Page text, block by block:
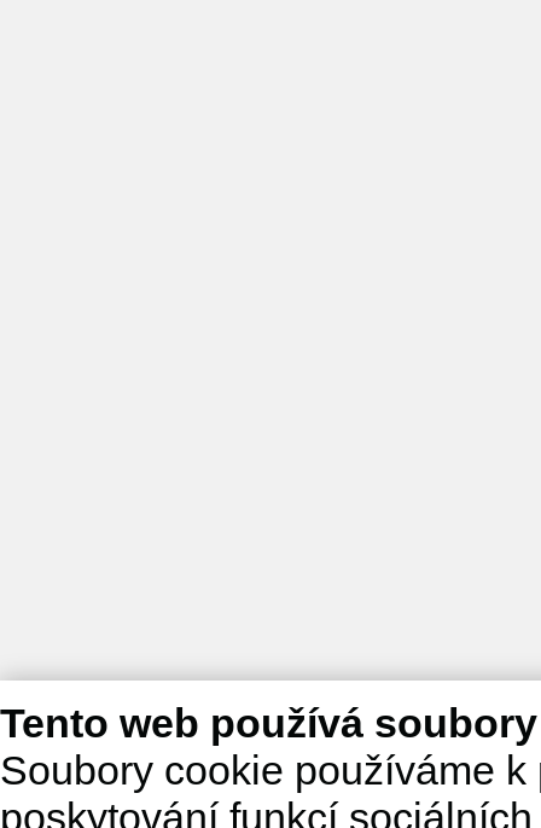
Tento web používá
Soubory cookie používáme
poskytování funkcí